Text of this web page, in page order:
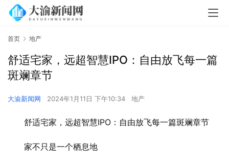
首页 地产
舒适宅家，远超智慧IPO：自由放飞每一篇
斑斓章节
大渝新闻网 2024年1月11日 下午10:34 地产
舒适宅家，远超智慧IPO：自由放飞每一篇斑斓章节
家不只是一个栖息地